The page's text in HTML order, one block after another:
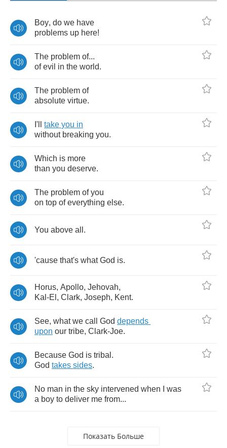
Boy, do we have
problems up here!
The problem of...
of evil in the world.
The problem of
absolute virtue.
I'll take you in
without breaking you.
Which is more
than you deserve.
The problem of you
on top of everything else.
You above all .
'cause that's what God is.
Horus, Apollo, Jehovah,
Kal -El , Clark, Joseph, Kent.
See, what we call God depends
upon our tribe, Clark-Joe.
Because God is tribal .
God takes sides.
No man in the sky intervened when
was
a boy to deliver me from...
Показать Больше